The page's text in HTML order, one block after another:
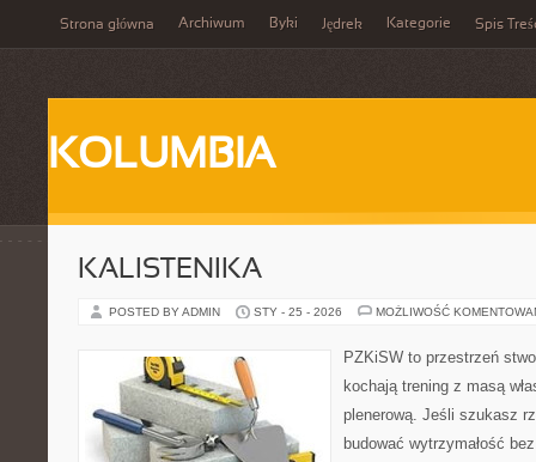
Strona główna Archiwum Byki Jędrek Kategorie Spis
KOLUMBIA
KALISTENIKA
POSTED BY ADMIN STY - 25 - 2026 MOŻLIWOŚĆ
PZKiSW to przestrzeń
kochają trening z masą
plenerową. Jeśli szukasz
budować wytrzymałość